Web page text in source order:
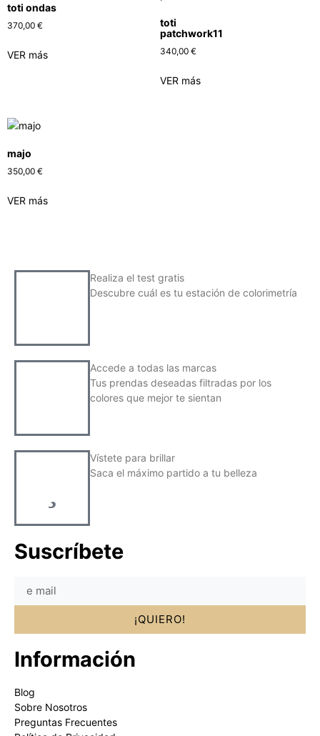
toti ondas
370,00 €
VER más
toti
patchwork11
340,00 €
VER más
majo
350,00 €
VER más
Realiza el test gratis
Descubre cuál es tu estación de colorimetría
Accede a todas las marcas
Tus prendas deseadas filtradas por los
colores que mejor te sientan
Vístete para brillar
Saca el máximo partido a tu belleza
Suscríbete
¡QUIERO!
Información
Blog
Sobre Nosotros
Preguntas Frecuentes